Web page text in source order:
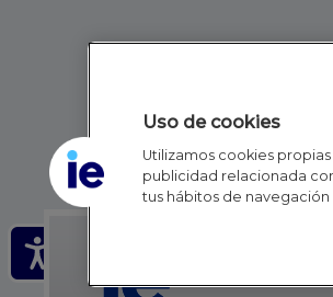
Uso de cookies
Utilizamos cookies
publicidad relacionada
tus hábitos de navegación